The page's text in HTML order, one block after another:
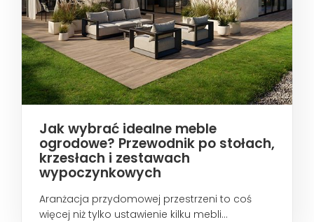
Jak wybrać idealne meble
ogrodowe? Przewodnik po stołach,
krzesłach i zestawach
wypoczynkowych
Aranżacja przydomowej przestrzeni to coś
więcej niż tylko ustawienie kilku mebli...